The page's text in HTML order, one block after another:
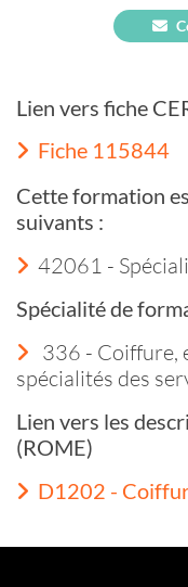
Lien vers fiche
Fiche 115844
Cette formation
suivants :
42061 -
Spécialité de
336 - Coiffure,
spécialités des
Lien vers les
(ROME)
D1202 -